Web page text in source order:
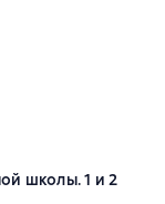
0 оценок
школы. 1 и 2